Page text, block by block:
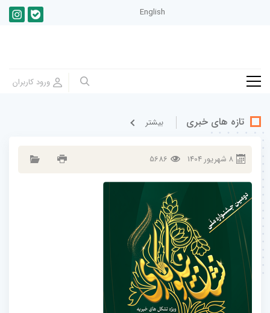
English
تازه های خبری بيشتر
8 شهريور 1404
5686